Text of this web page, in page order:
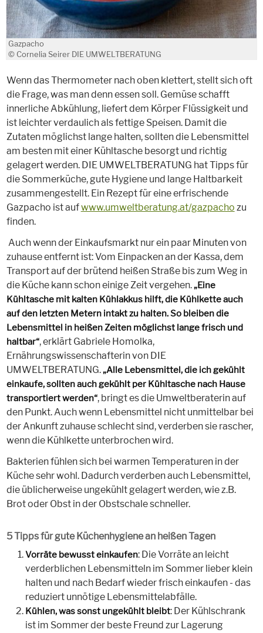
Gazpacho
© Cornelia Seirer DIE UMWELTBERATUNG
Wenn das Thermometer nach oben klettert, stellt sich oft
die Frage, was man denn essen soll. Gemüse schafft
innerliche Abkühlung, liefert dem Körper Flüssigkeit und
ist leichter verdaulich als fettige Speisen. Damit die
Zutaten möglichst lange halten, sollten die Lebensmittel
am besten mit einer Kühltasche besorgt und richtig
gelagert werden. DIE UMWELTBERATUNG hat Tipps für
die Sommerküche, gute Hygiene und lange Haltbarkeit
zusammengestellt. Ein Rezept für eine erfrischende
Gazpacho ist aufwww.umweltberatung.at/gazpacho zu
finden.
Auch wenn der Einkaufsmarkt nur ein paar Minuten von
zuhause entfernt ist: Vom Einpacken an der Kassa, dem
Transport auf der brütend heißen Straße bis zum Weg in
die Küche kann schon einige Zeit vergehen.„Eine
Kühltasche mit kalten Kühlakkus hilft, die Kühlkette auch
auf den letzten Metern intakt zu halten. So bleiben die
Lebensmittel in heißen Zeiten möglichst lange frisch und
haltbar“, erklärt Gabriele Homolka,
Ernährungswissenschafterin von DIE
UMWELTBERATUNG.„Alle Lebensmittel, die ich gekühlt
einkaufe, sollten auch gekühlt per Kühltasche nach Hause
transportiert werden“, bringt es die Umweltberaterin auf
den Punkt. Auch wenn Lebensmittel nicht unmittelbar bei
der Ankunft zuhause schlecht sind, verderben sie rascher,
wenn die Kühlkette unterbrochen wird.
Bakterien fühlen sich bei warmen Temperaturen in der
Küche sehr wohl. Dadurch verderben auch Lebensmittel,
die üblicherweise ungekühlt gelagert werden, wie z.B.
Brot oder Obst in der Obstschale schneller.
5 Tipps für gute Küchenhygiene an heißen Tagen
Vorräte bewusst einkaufen: Die Vorräte an leicht
verderblichen Lebensmitteln im Sommer lieber klein
halten und nach Bedarf wieder frisch einkaufen - das
reduziert unnötige Lebensmittelabfälle.
Kühlen, was sonst ungekühlt bleibt: Der Kühlschrank
ist im Sommer der beste Freund zur Lagerung